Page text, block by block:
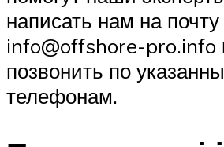
написать нам на
info@offshore-pro.info
позвонить по
телефонам.